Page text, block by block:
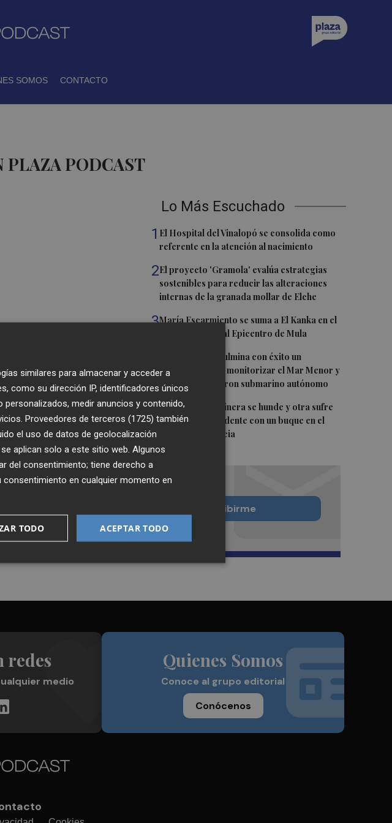
SOMOS CONTACTO
PLAZA PODCAST
Lo Más Escuchado
1 El Hospital del Vinalopó se consolida como
referente en la atención al nacimiento
2El proyecto 'Gramola' evalúa estrategias
sostenibles para reducir las alteraciones
internas de la granada mollar de Elche
3María Escarmiento se suma a El Kanka en el
cartel del festival Epicentro de Mula
UPCT Makers culmina con éxito un
catamarán para monitorizar el Mar Menor y
ya prepara un dron submarino autónomo
5Una batea clochinera se hunde y otra sufre
daños en un incidente con un buque en el
puerto de Valencia
de
correo
Quiero suscribirme
redes
medio
Quienes Somos
Conoce al grupo editorial
Conócenos
similares para almacenar y acceder a
como su dirección IP, identificadores únicos
medir anuncios y contenido,
Proveedores de terceros (1725) también
el uso de datos de geolocalización
aplican solo a este sitio web. Algunos
del consentimiento; tiene derecho a
consentimiento en cualquier momento en
ACEPTAR TODO
TODO